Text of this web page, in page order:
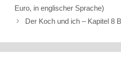
Euro, in englischer Sprache)
Der Koch und ich – Kapitel 8